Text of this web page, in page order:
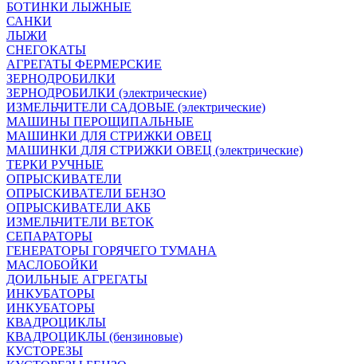
БОТИНКИ ЛЫЖНЫЕ
САНКИ
ЛЫЖИ
СНЕГОКАТЫ
АГРЕГАТЫ ФЕРМЕРСКИЕ
ЗЕРНОДРОБИЛКИ
ЗЕРНОДРОБИЛКИ (электрические)
ИЗМЕЛЬЧИТЕЛИ САДОВЫЕ (электрические)
МАШИНЫ ПЕРОЩИПАЛЬНЫЕ
МАШИНКИ ДЛЯ СТРИЖКИ ОВЕЦ
МАШИНКИ ДЛЯ СТРИЖКИ ОВЕЦ (электрические)
ТЕРКИ РУЧНЫЕ
ОПРЫСКИВАТЕЛИ
ОПРЫСКИВАТЕЛИ БЕНЗО
ОПРЫСКИВАТЕЛИ АКБ
ИЗМЕЛЬЧИТЕЛИ ВЕТОК
СЕПАРАТОРЫ
ГЕНЕРАТОРЫ ГОРЯЧЕГО ТУМАНА
МАСЛОБОЙКИ
ДОИЛЬНЫЕ АГРЕГАТЫ
ИНКУБАТОРЫ
ИНКУБАТОРЫ
КВАДРОЦИКЛЫ
КВАДРОЦИКЛЫ (бензиновые)
КУСТОРЕЗЫ